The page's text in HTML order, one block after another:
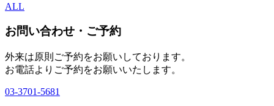
ALL
お問い合わせ・ご予約
外来は原則ご予約をお願いしております。
お電話よりご予約をお願いいたします。
03-3701-5681